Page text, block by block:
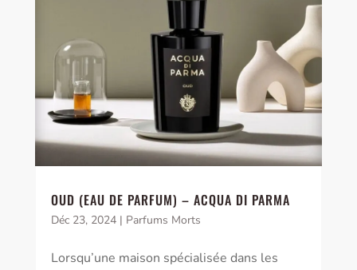
OUD (EAU DE PARFUM) – ACQUA DI PARMA
Déc 23, 2024| Parfums Morts
Lorsqu’une maison spécialisée dans les